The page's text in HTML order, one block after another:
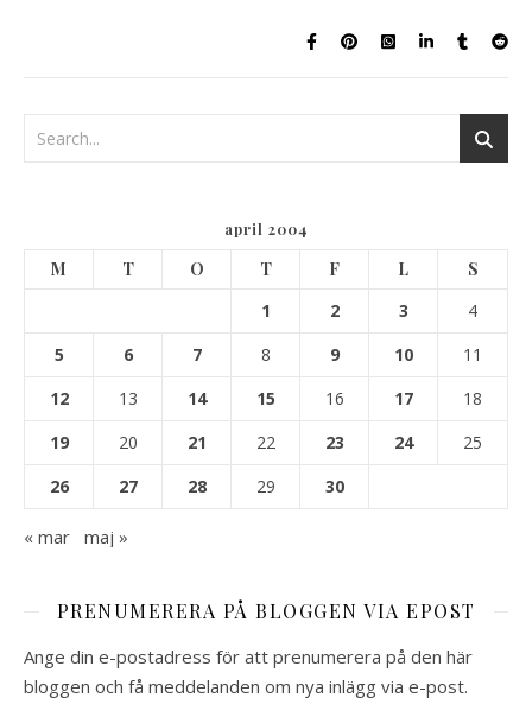
april 2004
M T O T F L
S
1
2 3
4
5
6 7 8 9 10
11
12
13 14 15 16 17
18
19
20 21 22 23 24
25
26
27 28 29 30
« mar maj »
PRENUMERERA PÅ BLOGGEN VIA EPOST
Ange din e-postadress för att prenumerera på den här
bloggen och få meddelanden om nya inlägg via e-post.